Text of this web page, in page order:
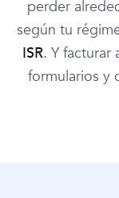
perder
según tu
ISR. Y facturar
formularios y